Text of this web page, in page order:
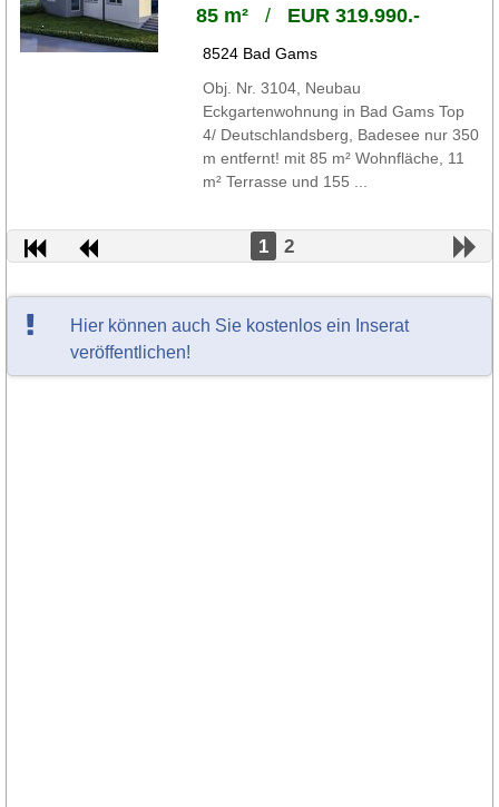
85 m²/ EUR 319.990.-
8524 Bad Gams
Obj. Nr. 3104, Neubau
Eckgartenwohnung in Bad Gams Top
4/ Deutschlandsberg, Badesee nur 350
m entfernt! mit 85 m² Wohnfläche, 11
m² Terrasse und 155 ...
1 2
Hier können auch Sie kostenlos ein Inserat
veröffentlichen!